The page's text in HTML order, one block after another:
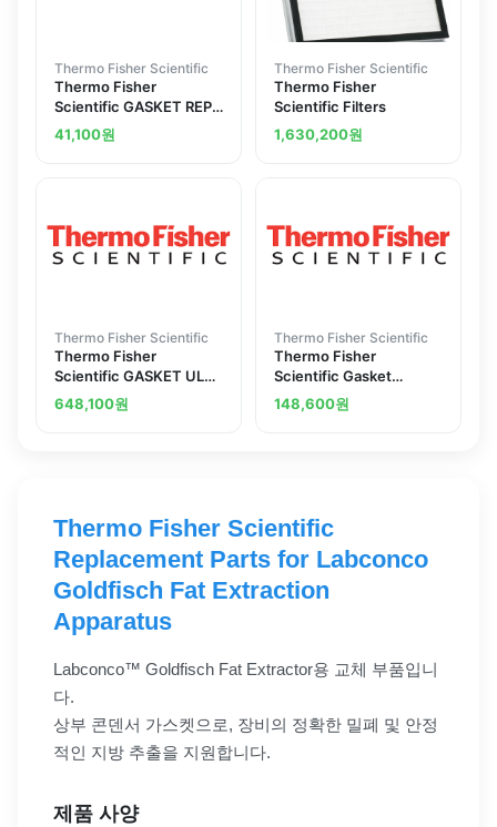
Thermo Fisher Scientific
Thermo Fisher
Scientific GASKET REPL
LID 2123 2119
41,100원
Thermo Fisher Scientific
Thermo Fisher
Scientific Filters
1,630,200원
Thermo Fisher Scientific
Thermo Fisher
Scientific GASKET ULT
INNER COMPLIANT 21
648,100원
Thermo Fisher Scientific
Thermo Fisher
Scientific Gasket
Silicone 3L 1 8 BEL-
1964-88900
148,600원
Thermo Fisher Scientific
Replacement Parts for Labconco
Goldfisch Fat Extraction
Apparatus
Labconco™ Goldfisch Fat Extractor용 교체 부품입니
다.
상부 콘덴서 가스켓으로, 장비의 정확한 밀폐 및 안정
적인 지방 추출을 지원합니다.
제품 사양